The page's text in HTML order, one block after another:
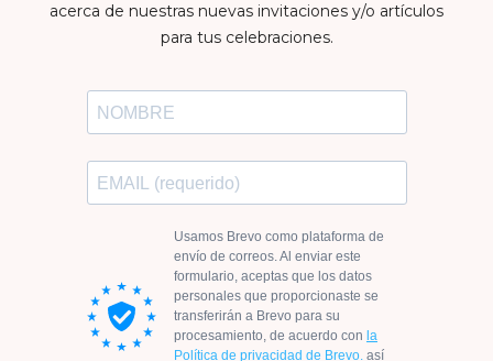
acerca de nuestras nuevas invitaciones y/o artículos
para tus celebraciones.